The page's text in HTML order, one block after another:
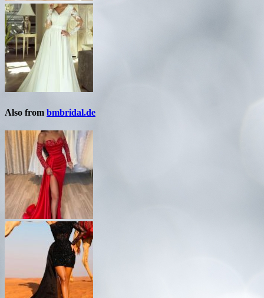
Also from bmbridal.de